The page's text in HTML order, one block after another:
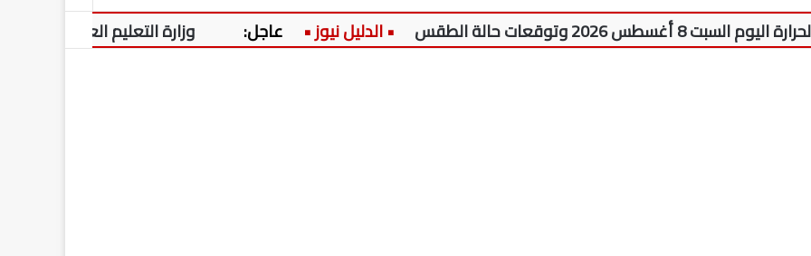
حالة الطقس عاجل: وزارة التعليم العالي تحسم الجدل حول